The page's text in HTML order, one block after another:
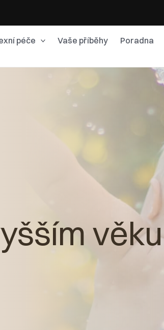
péče Vaše příběhy Poradna
věku